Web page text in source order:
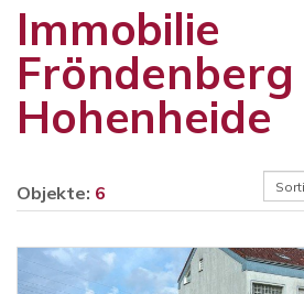
Immobilie
Fröndenberg
Hohenheide
Objekte: 6